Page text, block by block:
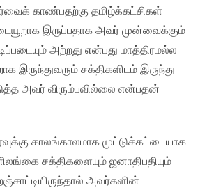
காண்பதற்கு தமிழ்க்கட்சிகள்
இருப்பதாக அவர் முன்வைக்கும்
அற்றது என்பது மாத்திரமல்ல
இருந்துவரும் சக்திகளிடம் இருந்து
அவர் விரும்பவில்லை என்பதன்
காலங்காலமாக முட்டுக்கட்டையாக
சக்திகளையும் ஜனாதிபதியும்
அவர்களின்